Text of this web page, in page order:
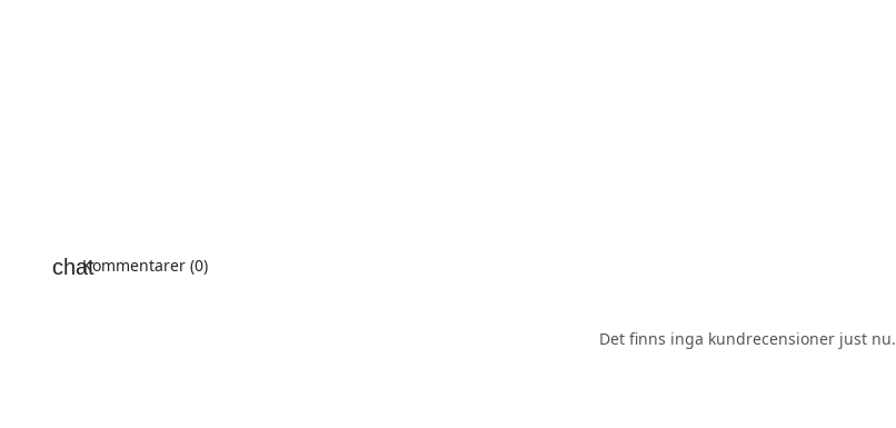
Kommentarer (0)
Det finns inga kundrecensioner just nu.